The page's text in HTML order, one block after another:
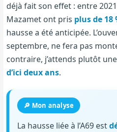
déjà fait son effet : entre
Mazamet ont pris plus de 18
hausse a été anticipée.
septembre, ne fera pas
contraire, j’attends plutôt
d’ici deux ans.
🔎 Mon analyse
La hausse liée à l’A69 est